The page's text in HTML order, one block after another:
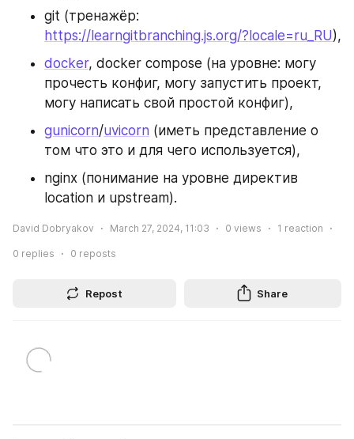
https://learngitbranching.js.org/?locale=ru_RU),
docker, docker compose (на уровне: могу
прочесть конфиг, могу запустить проект,
могу написать свой простой конфиг),
gunicorn/uvicorn (иметь представление о
том что это и для чего используется),
nginx (понимание на уровне директив
location и upstream).
David Dobryakov March 27, 2024, 11:03 0 views 1 reaction
0 replies 0 reposts
Repost Share